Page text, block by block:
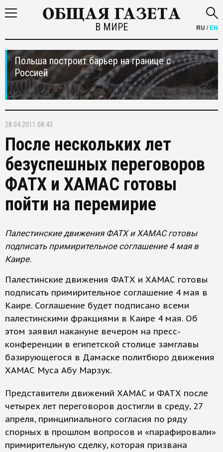
В МИРЕ RU /EN
Польша построит барьер на границе с
Россией
28.04.2011 08:43
После нескольких лет
безуспешных переговоров
ФАТХ и ХАМАС готовы
пойти на перемирие
Палестинские движения ФАТХ и ХАМАС готовы
подписать примирительное соглашение 4 мая в
Каире.
Палестинские движения ФАТХ и ХАМАС готовы
подписать примирительное соглашение 4 мая в
Каире. Соглашение будет подписано всеми
палестинскими фракциями в Каире 4 мая. Об
этом заявил накануне вечером на пресс-
конференции в египетской столице замглавы
базирующегося в Дамаске политбюро движения
ХАМАС Муса Абу Марзук.
Представители движений ХАМАС и ФАТХ после
четырех лет переговоров достигли в среду, 27
апреля, принципиального согласия по ряду
спорных в прошлом вопросов и «парафировали»
примирительную сделку, которая призвана